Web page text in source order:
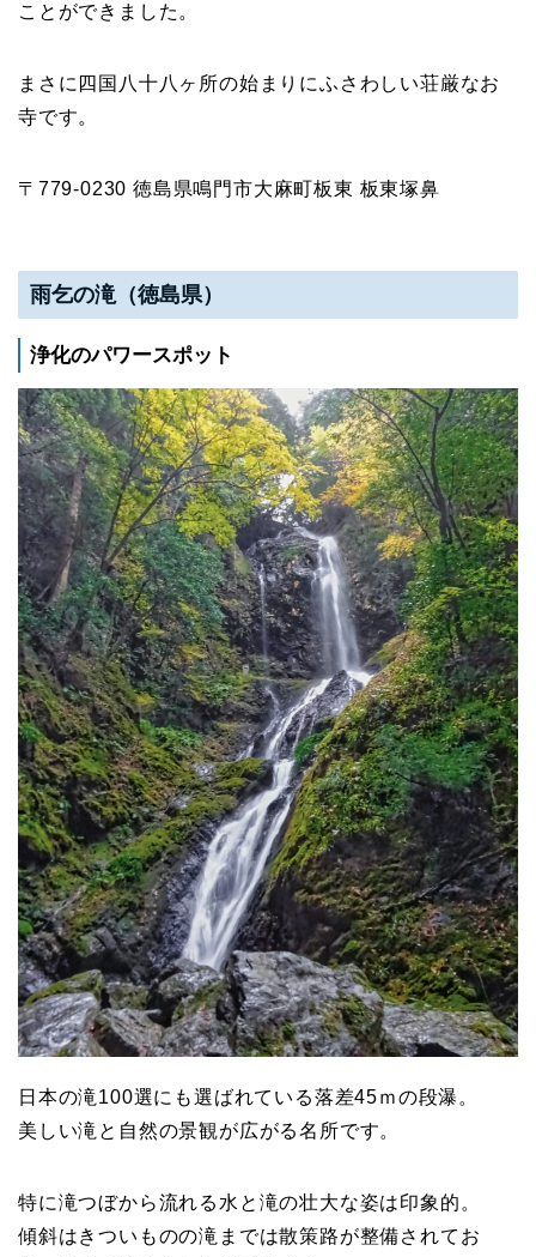
ことができました。
まさに四国八十八ヶ所の始まりにふさわしい荘厳なお
寺です。
〒779-0230 徳島県鳴門市大麻町板東 板東塚鼻
雨乞の滝（徳島県）
浄化のパワースポット
日本の滝100選にも選ばれている落差45ｍの段瀑。
美しい滝と自然の景観が広がる名所です。
特に滝つぼから流れる水と滝の壮大な姿は印象的。
傾斜はきついものの滝までは散策路が整備されてお